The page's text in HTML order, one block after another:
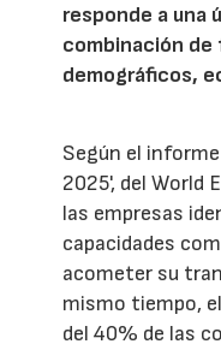
responde a una
combinación
demográficos,
Según el
2025', del World
las empresas
capacidades
acometer su
mismo tiempo,
del 40% de las